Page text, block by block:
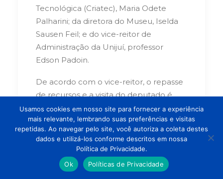
Tecnológica (Criatec), Maria Odete
Palharini; da diretora do Museu, Iselda
Sausen Feil; e do vice-reitor de
Administração da Unijuí, professor
Edson Padoin.
De acordo com o vice-reitor, o repasse
de recursos e a visita do deputado é
fundamental para ajudar tanto o Madp
quanto a Agit. “Temos que agradecer o
apoio do vereador Bíra Erthal que
buscou articular a visita do deputado
que nos concedeu essa emenda
parlamentar que é bem significativa. É
Usamos cookies em nosso site para fornecer a experiência
mais relevante, lembrando suas preferências e visitas
repetidas. Ao navegar pelo site, você autoriza a coleta destes
dados e utilizá-los conforme descritos em nossa
Política de Privacidade.
Ok
Políticas de Privacidade